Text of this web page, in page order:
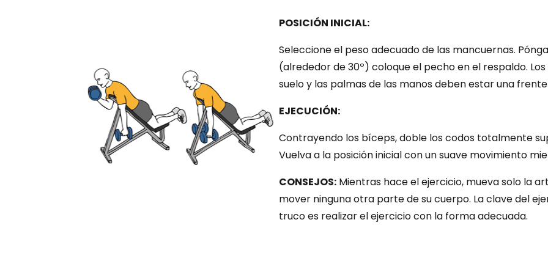
POSICIÓN INICIAL:
Seleccione el peso adecuado de las mancuernas.
(alrededor de 30º) coloque el pecho en el respaldo.
suelo y las palmas de las manos deben estar una
EJECUCIÓN:
Contrayendo los bíceps, doble los codos totalmente
Vuelva a la posición inicial con un suave movimiento
CONSEJOS: Mientras hace el ejercicio, mueva solo la
mover ninguna otra parte de su cuerpo. La clave del
truco es realizar el ejercicio con la forma adecuada.